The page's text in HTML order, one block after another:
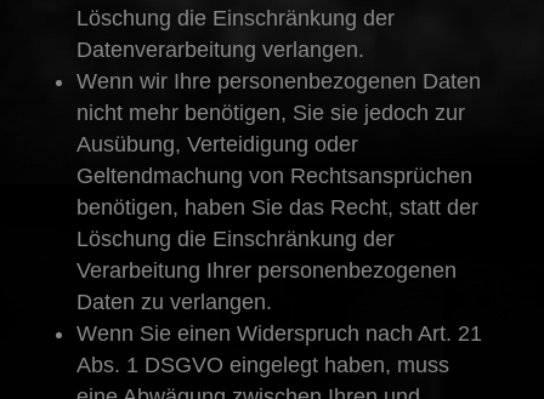
Löschung die Einschränkung der
Datenverarbeitung verlangen.
Wenn wir Ihre personenbezogenen Daten
nicht mehr benötigen, Sie sie jedoch zur
Ausübung, Verteidigung oder
Geltendmachung von Rechtsansprüchen
benötigen, haben Sie das Recht, statt der
Löschung die Einschränkung der
Verarbeitung Ihrer personenbezogenen
Daten zu verlangen.
Wenn Sie einen Widerspruch nach Art. 21
Abs. 1 DSGVO eingelegt haben, muss